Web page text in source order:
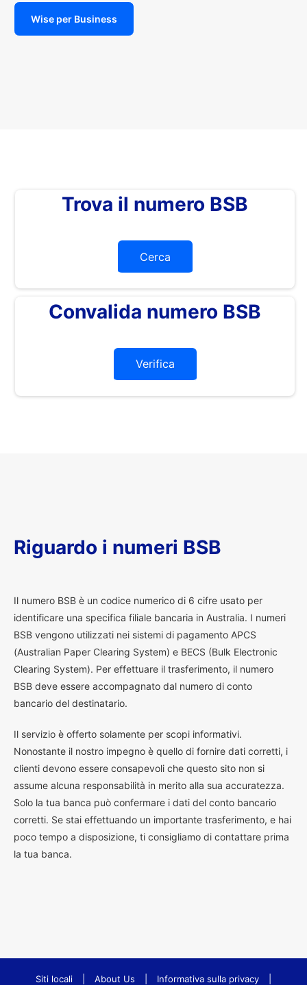
Wise per Business
Trova il numero BSB
Cerca
Convalida numero BSB
Verifica
Riguardo i numeri BSB
Il numero BSB è un codice numerico di 6 cifre usato per
identificare una specifica filiale bancaria in Australia. I numeri
BSB vengono utilizzati nei sistemi di pagamento APCS
(Australian Paper Clearing System) e BECS (Bulk Electronic
Clearing System). Per effettuare il trasferimento, il numero
BSB deve essere accompagnato dal numero di conto
bancario del destinatario.
Il servizio è offerto solamente per scopi informativi.
Nonostante il nostro impegno è quello di fornire dati corretti, i
clienti devono essere consapevoli che questo sito non si
assume alcuna responsabilità in merito alla sua accuratezza.
Solo la tua banca può confermare i dati del conto bancario
corretti. Se stai effettuando un importante trasferimento, e hai
poco tempo a disposizione, ti consigliamo di contattare prima
la tua banca.
Siti locali About Us Informativa sulla privacy